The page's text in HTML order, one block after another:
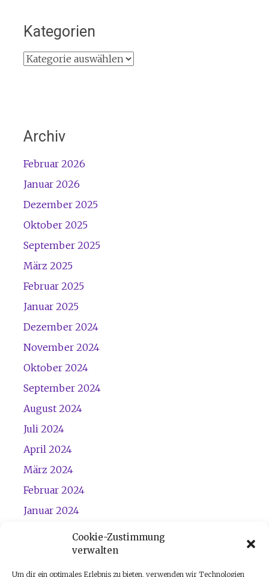
Cookie-Zustimmung
verwalten
Um dir ein optimales Erlebnis zu bieten, verwenden wir Technologien
Kategorien
Kategorien
Archiv
Februar 2026
Januar 2026
Dezember 2025
Oktober 2025
September 2025
März 2025
Februar 2025
Januar 2025
Dezember 2024
November 2024
Oktober 2024
September 2024
August 2024
Juli 2024
April 2024
März 2024
Februar 2024
Januar 2024
Dezember 2023
November 2023